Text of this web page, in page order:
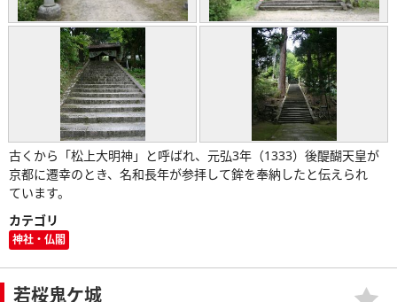
古くから「松上大明神」と呼ばれ、元弘3年（1333）後醍醐天皇が
京都に遷幸のとき、名和長年が参拝して鉾を奉納したと伝えられ
ています。
カテゴリ
神社・仏閣
若桜鬼ケ城